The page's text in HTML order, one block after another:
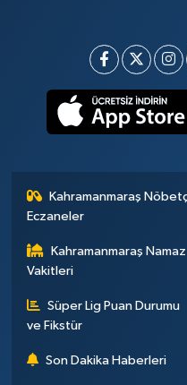
Kahramanmaraş
Eczaneler
Kahramanmaraş Namaz
Vakitleri
Süper Lig Puan Durumu
ve Fikstür
Son Dakika Haberleri